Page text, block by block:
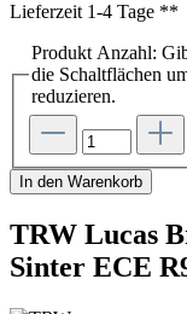
Lieferzeit 1-4 Tage **
Produkt Anzahl:
die Schaltflächen
reduzieren.
In den Warenkorb
TRW Lucas
Sinter ECE